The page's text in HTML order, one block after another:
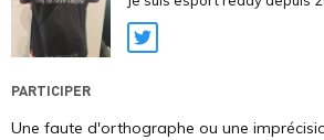
Twitter
PARTICIPER
Une faute d'orthographe ou une